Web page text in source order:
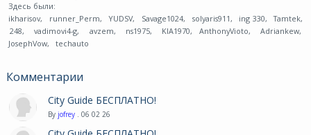
Здесь были:
ikharisov, runner_Perm, YUDSV, Savage1024, solyaris911, ing 330, Tamtek,
248, vadimovi4-g, avzem, ns1975, KIA1970, AnthonyVioto, Adriankew,
JosephVow, techauto
Комментарии
City Guide БЕСПЛАТНО!
By jofrey . 06 02 26